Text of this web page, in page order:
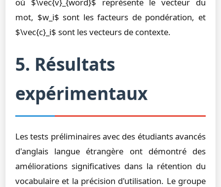
mot, $w_i$ sont les facteurs de pondération, et
$\vec{c}_i$ sont les vecteurs de contexte.
5. Résultats
expérimentaux
Les tests préliminaires avec des étudiants avancés
d'anglais langue étrangère ont démontré des
améliorations significatives dans la rétention du
vocabulaire et la précision d'utilisation. Le groupe